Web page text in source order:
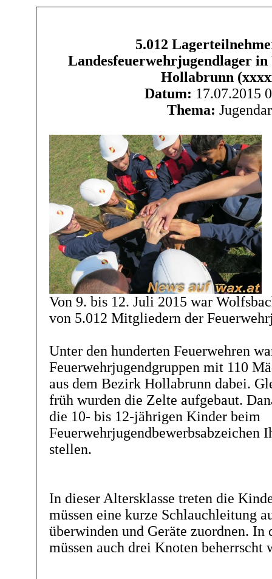
5.012
Landesfeuerwehrjugendlager
Hollabrunn
Datum: 17.07.2015
Thema:
Von 9. bis 12. Juli 2015 war
von 5.012 Mitgliedern der
Unter den hunderten Feuerwehren
Feuerwehrjugendgruppen mit 110
aus dem Bezirk Hollabrunn dabei.
früh wurden die Zelte aufgebaut.
die 10- bis 12-jährigen Kinder beim
Feuerwehrjugendbewerbsabzeichen
stellen.
In dieser Altersklasse treten die
müssen eine kurze Schlauchleitung
überwinden und Geräte zuordnen. In
müssen auch drei Knoten beherrscht